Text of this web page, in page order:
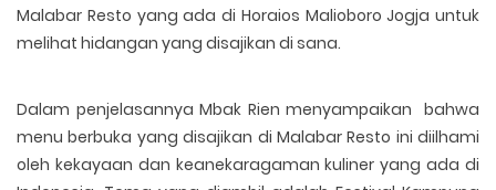
Malabar Resto yang ada di Horaios Malioboro Jogja untuk
melihat hidangan yang disajikan di sana.
Dalam penjelasannya Mbak Rien menyampaikan bahwa
menu berbuka yang disajikan di Malabar Resto ini diilhami
oleh kekayaan dan keanekaragaman kuliner yang ada di